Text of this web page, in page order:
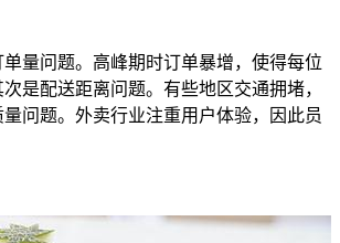
量问题。高峰期时订单暴增，使得每位
是配送距离问题。有些地区交通拥堵，
问题。外卖行业注重用户体验，因此员